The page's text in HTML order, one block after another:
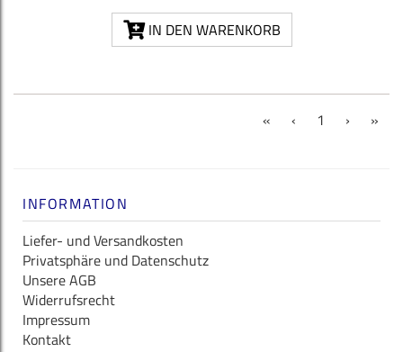
IN DEN WARENKORB
« ‹ 1 (current)
› »
INFORMATION
Liefer- und Versandkosten
Privatsphäre und Datenschutz
Unsere AGB
Widerrufsrecht
Impressum
Kontakt